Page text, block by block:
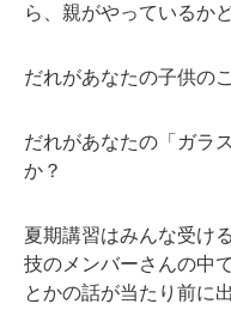
ら、親がやっているか
だれがあなたの子供の
だれがあなたの「ガラ
か？
夏期講習はみんな受け
技のメンバーさんの中
とかの話が当たり前に